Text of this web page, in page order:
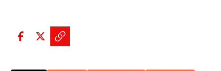
Condividi sui social:
Condividi su Facebook - apre
Condividi su X - apre una
Copia il link e condividi -